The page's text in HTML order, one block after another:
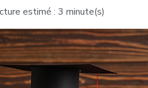
estimé : 3 minute(s)